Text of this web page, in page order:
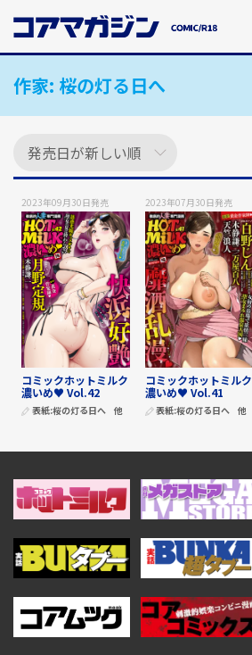
ン
作家: 桜の灯る日へ
2023年09月30日発売
コミックホットミルク
濃いめ♥ Vol.42
表紙:桜の灯る日へ 他
2023年07月30日発売
コミックホットミルク
濃いめ♥ Vol.41
表紙:桜の灯る日へ 他